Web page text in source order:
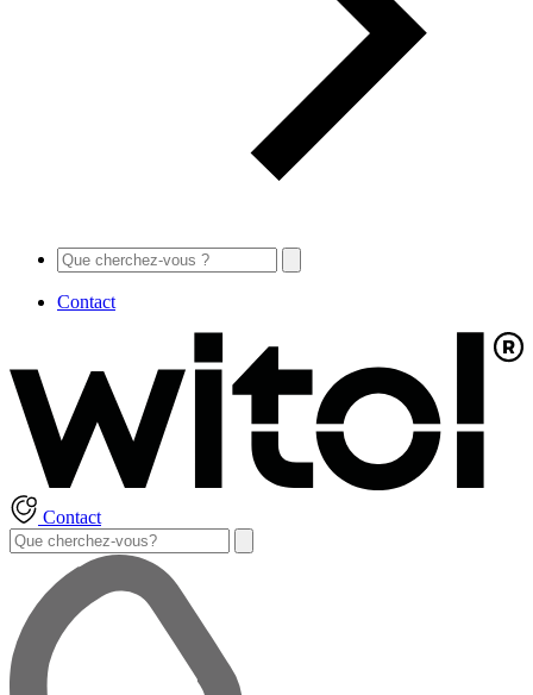
Contact
Contact